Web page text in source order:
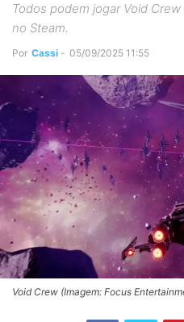
Todos podem jogar Void
no Steam.
Por Cassi - 05/09/2025 11:55
Void Crew (Imagem: Focus